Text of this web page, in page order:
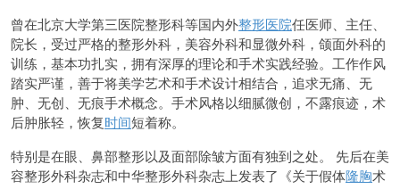
曾在北京大学第三医院整形科等国内外整形医院任医师、主任、
院长，受过严格的整形外科，美容外科和显微外科，颌面外科的
训练，基本功扎实，拥有深厚的理论和手术实践经验。工作作风
踏实严谨，善于将美学艺术和手术设计相结合，追求无痛、无
肿、无创、无痕手术概念。手术风格以细腻微创，不露痕迹，术
后肿胀轻，恢复时间短着称。
特别是在眼、鼻部整形以及面部除皱方面有独到之处。 先后在美
容整形外科杂志和中华整形外科杂志上发表了《关于假体隆胸术